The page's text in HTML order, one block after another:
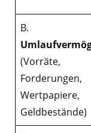
B.
(Vorräte,
Forderungen,
Wertpapiere,
Geldbestände)